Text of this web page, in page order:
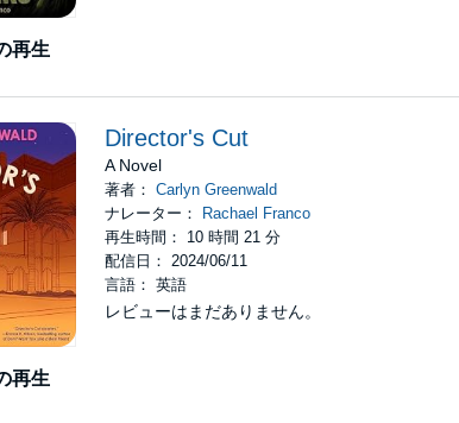
再生
再生
Director's Cut
A Novel
著者：Carlyn Greenwald
ナレーター： Rachael Franco
再生時間： 10 時間 21 分
配信日： 2024/06/11
言語： 英語
レビューはまだありません。